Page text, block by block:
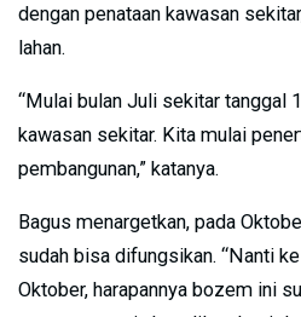
dengan penataan kawasan
lahan.
“Mulai bulan Juli sekitar tanggal
kawasan sekitar. Kita mulai
pembangunan,” katanya.
Bagus menargetkan, pada
sudah bisa difungsikan. “Nanti
Oktober, harapannya bozem ini